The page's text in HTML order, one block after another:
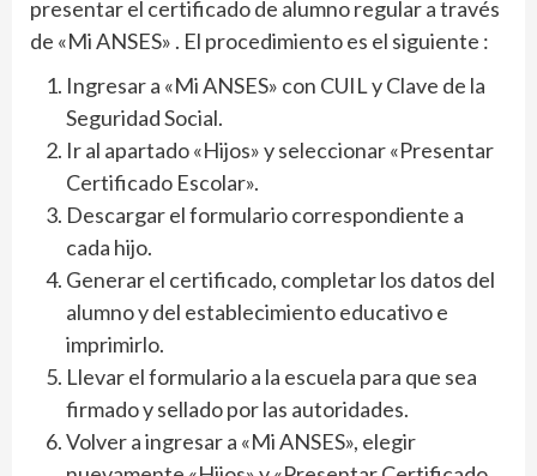
presentar el certificado de alumno regular a través
de «Mi ANSES» . El procedimiento es el siguiente :
Ingresar a «Mi ANSES» con CUIL y Clave de la
Seguridad Social.
Ir al apartado «Hijos» y seleccionar «Presentar
Certificado Escolar».
Descargar el formulario correspondiente a
cada hijo.
Generar el certificado, completar los datos del
alumno y del establecimiento educativo e
imprimirlo.
Llevar el formulario a la escuela para que sea
firmado y sellado por las autoridades.
Volver a ingresar a «Mi ANSES», elegir